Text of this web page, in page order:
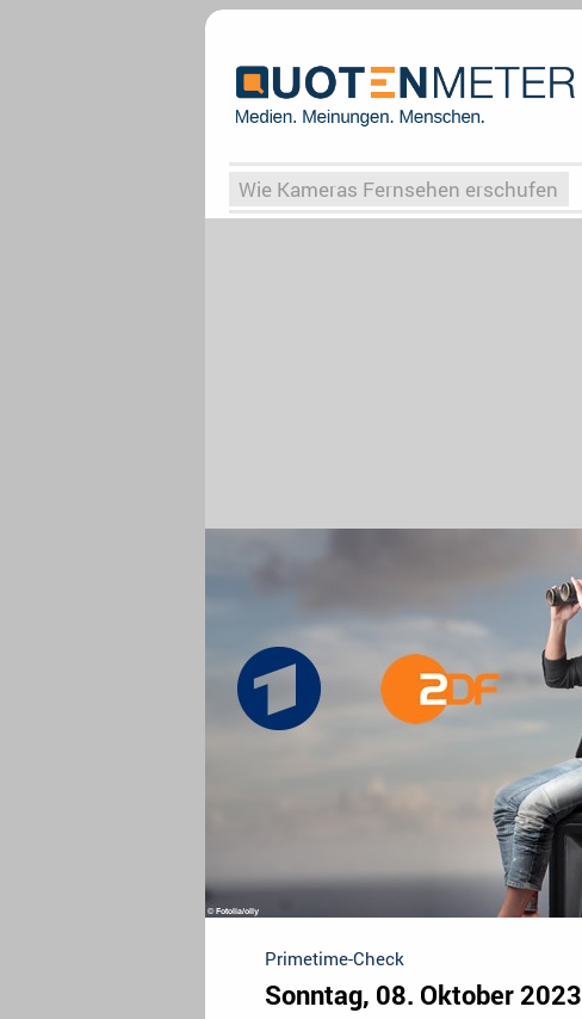
Wie Kameras Fernsehen erschufen
Primetime-Check
Sonntag, 08. Oktober 2023